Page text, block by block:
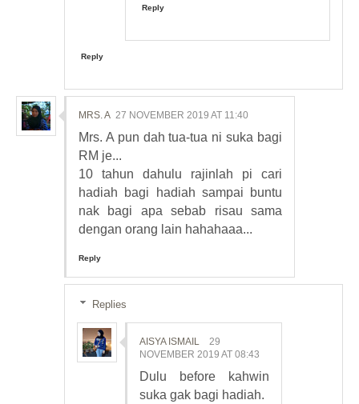
Reply
Reply
MRS. A 27 NOVEMBER 2019 AT 11:40
Mrs. A pun dah tua-tua ni suka bagi
RM je...
10 tahun dahulu rajinlah pi cari
hadiah bagi hadiah sampai buntu
nak bagi apa sebab risau sama
dengan orang lain hahahaaa...
Reply
Replies
AISYA ISMAIL
29
NOVEMBER 2019 AT 08:43
Dulu before kahwin
suka gak bagi hadiah.